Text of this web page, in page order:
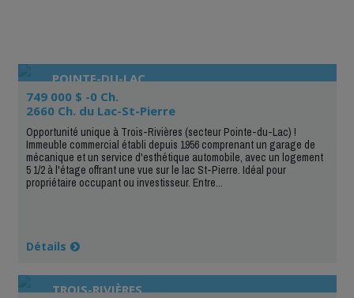
POINTE-DU-LAC
749 000 $ -0 Ch.
2660 Ch. du Lac-St-Pierre
Opportunité unique à Trois-Rivières (secteur Pointe-du-Lac) !
Immeuble commercial établi depuis 1956 comprenant un garage de
mécanique et un service d'esthétique automobile, avec un logement
5 1/2 à l'étage offrant une vue sur le lac St-Pierre. Idéal pour
propriétaire occupant ou investisseur. Entre...
Détails
TROIS-RIVIÈRES